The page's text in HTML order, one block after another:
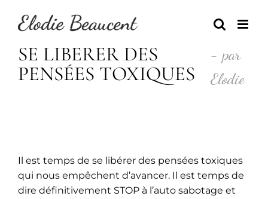
SE LIBÉRER DES
PENSÉES TOXIQUES
- par
Elodie
Il est temps de se libérer des pensées toxiques
qui nous empêchent d’avancer. Il est temps de
dire définitivement STOP à l’auto sabotage et